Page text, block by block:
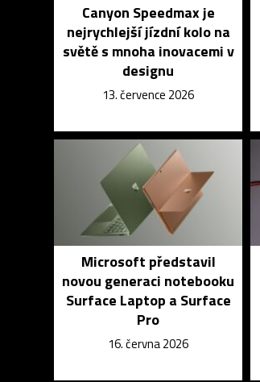
Canyon Speedmax je
nejrychlejší jízdní kolo na
světě s mnoha inovacemi v
designu
13. července 2026
Microsoft představil
novou generaci notebooku
Surface Laptop a Surface
Pro
16. června 2026